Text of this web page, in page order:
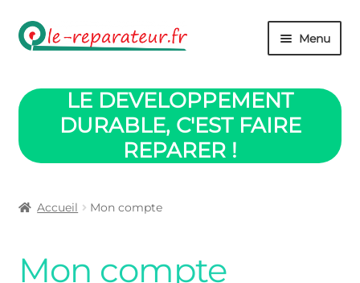
Aller
à
navigation
Aller
au
Menu
Mon compte
Validation commande
LE DEVELOPPEMENT
DURABLE, C'EST FAIRE
REPARER !
Accueil Mon compte
Mon compte